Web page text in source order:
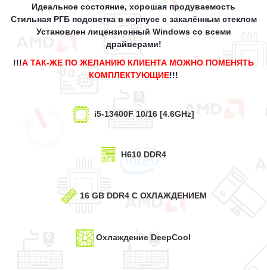
Идеальное состояние, хорошая продуваемость
Стильная РГБ подсветка в корпусе с закалённым стеклом
Установлен лицензионный Windows со всеми
драйверами!
!!!А ТАК-ЖЕ ПО ЖЕЛАНИЮ КЛИЕНТА МОЖНО ПОМЕНЯТЬ
КОМПЛЕКТУЮЩИЕ!!!
i5-13400F 10/16 [4.6GHz]
H610 DDR4
16 GB DDR4 С ОХЛАЖДЕНИЕМ
Охлаждение DeepCool